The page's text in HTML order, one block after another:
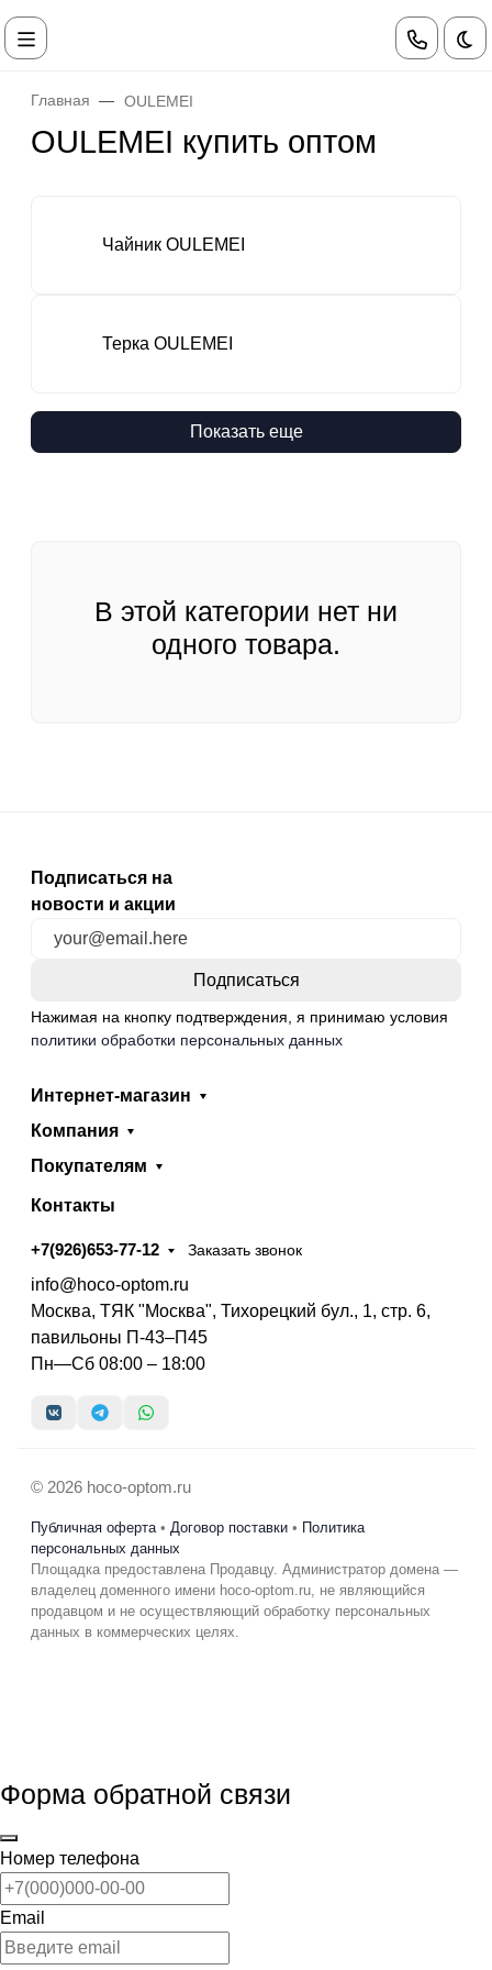
Главная OULEMEI
OULEMEI купить оптом
Чайник OULEMEI
Терка OULEMEI
Показать еще
В этой категории нет ни
одного товара.
Подписаться на
новости и акции
Нажимая на кнопку подтверждения, я принимаю условия
политики обработки персональных данных
Интернет-магазин
Компания
Покупателям
Контакты
+7(926)653-77-12 Заказать звонок
info@hoco-optom.ru
Москва, ТЯК "Москва", Тихорецкий бул., 1, стр. 6,
павильоны П-43–П45
Пн—Сб 08:00 – 18:00
© 2026 hoco-optom.ru
Публичная оферта• Договор поставки • Политика
персональных данных
Площадка предоставлена Продавцу. Администратор домена —
владелец доменного имени hoco-optom.ru, не являющийся
продавцом и не осуществляющий обработку персональных
данных в коммерческих целях.
Форма обратной связи
Номер телефона
Email